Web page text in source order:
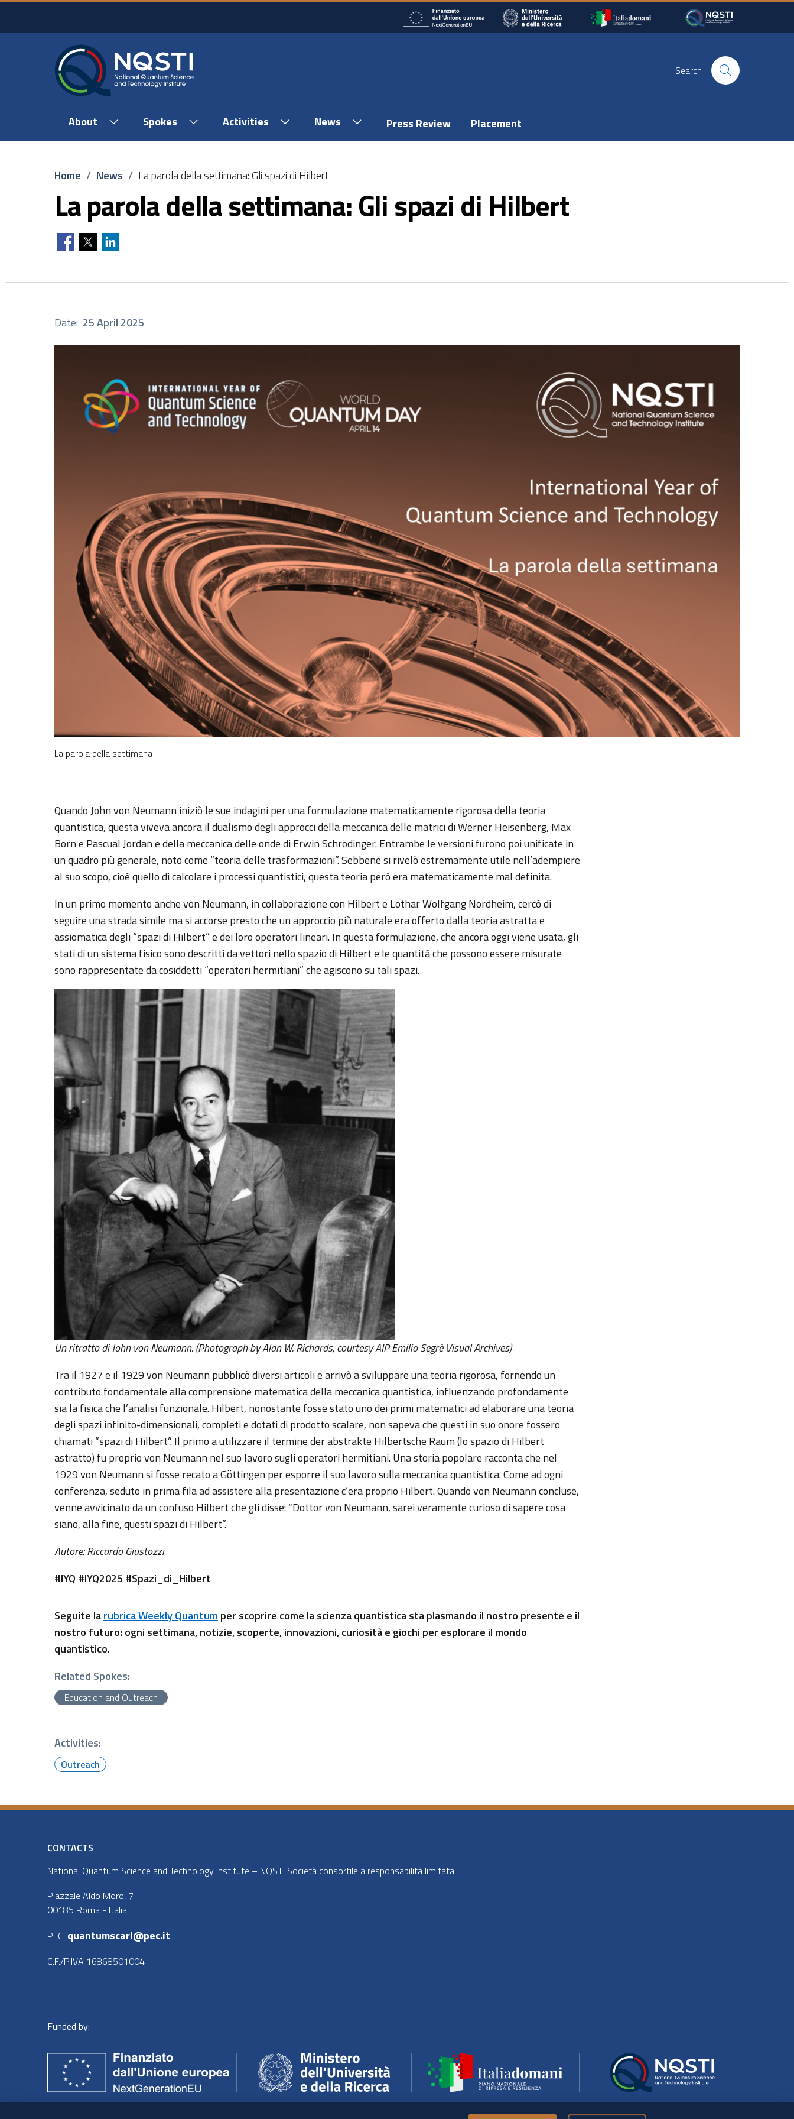
Skip to main content
Skip to footer content
Search
About Spokes Activities News Press Review Placement
Breadcrumb
Home / News / La parola della settimana: Gli spazi di Hilbert
La parola della settimana: Gli spazi di Hilbert
Date: 25 April 2025
La parola della settimana
Quando John von Neumann iniziò le sue indagini per una formulazione matematicamente rigorosa della teoria
quantistica, questa viveva ancora il dualismo degli approcci della meccanica delle matrici di Werner Heisenberg, Max
Born e Pascual Jordan e della meccanica delle onde di Erwin Schrödinger. Entrambe le versioni furono poi unificate in
un quadro più generale, noto come “teoria delle trasformazioni”. Sebbene si rivelò estremamente utile nell’adempiere
al suo scopo, cioè quello di calcolare i processi quantistici, questa teoria però era matematicamente mal definita.
In un primo momento anche von Neumann, in collaborazione con Hilbert e Lothar Wolfgang Nordheim, cercò di
seguire una strada simile ma si accorse presto che un approccio più naturale era offerto dalla teoria astratta e
assiomatica degli “spazi di Hilbert” e dei loro operatori lineari. In questa formulazione, che ancora oggi viene usata, gli
stati di un sistema fisico sono descritti da vettori nello spazio di Hilbert e le quantità che possono essere misurate
sono rappresentate da cosiddetti “operatori hermitiani” che agiscono su tali spazi.
Un ritratto di John von Neumann. (Photograph by Alan W. Richards, courtesy AIP Emilio Segrè Visual Archives)
Tra il 1927 e il 1929 von Neumann pubblicò diversi articoli e arrivò a sviluppare una teoria rigorosa, fornendo un
contributo fondamentale alla comprensione matematica della meccanica quantistica, influenzando profondamente
sia la fisica che l’analisi funzionale. Hilbert, nonostante fosse stato uno dei primi matematici ad elaborare una teoria
degli spazi infinito-dimensionali, completi e dotati di prodotto scalare, non sapeva che questi in suo onore fossero
chiamati “spazi di Hilbert”. Il primo a utilizzare il termine der abstrakte Hilbertsche Raum (lo spazio di Hilbert
astratto) fu proprio von Neumann nel suo lavoro sugli operatori hermitiani. Una storia popolare racconta che nel
1929 von Neumann si fosse recato a Göttingen per esporre il suo lavoro sulla meccanica quantistica. Come ad ogni
conferenza, seduto in prima fila ad assistere alla presentazione c’era proprio Hilbert. Quando von Neumann concluse,
venne avvicinato da un confuso Hilbert che gli disse: “Dottor von Neumann, sarei veramente curioso di sapere cosa
siano, alla fine, questi spazi di Hilbert”.
Autore: Riccardo Giustozzi
#IYQ #IYQ2025 #Spazi_di_Hilbert
Seguite larubrica Weekly Quantum per scoprire come la scienza quantistica sta plasmando il nostro presente e il
nostro futuro: ogni settimana, notizie, scoperte, innovazioni, curiosità e giochi per esplorare il mondo
quantistico.
Related Spokes:
Education and Outreach
Activities:
Outreach
CONTACTS
National Quantum Science and Technology Institute – NQSTI Società consortile a responsabilità limitata
Piazzale Aldo Moro, 7
00185 Roma - Italia
PEC: quantumscarl@pec.it
C.F./P.IVA 16868501004
Funded by: